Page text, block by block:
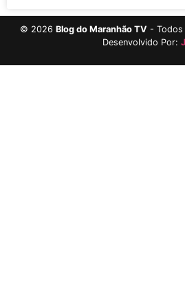
© 2026 Blog do Maranhão TV - Todos
Desenvolvido Por: